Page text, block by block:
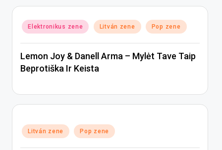
Posted
in
Elektronikus zene Litván zene Pop zene
Lemon Joy & Danell Arma – Mylėt Tave Taip
Beprotiška Ir Keista
Posted
in
Litván zene Pop zene